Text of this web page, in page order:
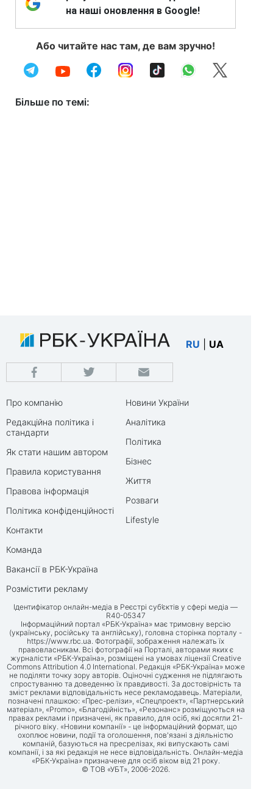
на наші оновлення в Google!
Або читайте нас там, де вам зручно!
Більше по темі:
RU UA
Про компанію
Редакційна політика і
стандарти
Як стати нашим автором
Правила користування
Правова інформація
Політика конфіденційності
Контакти
Команда
Вакансії в РБК-Україна
Розмістити рекламу
Новини України
Аналітика
Політика
Бізнес
Життя
Розваги
Lifestyle
Ідентифікатор онлайн-медіа в Реєстрі суб’єктів у сфері медіа —
R40-05347
Інформаційний портал «РБК-Україна» має тримовну версію
(українську, російську та англійську), головна сторінка порталу -
https://www.rbc.ua. Фотографії, зображення належать їх
правовласникам. Всі фотографії на Порталі, авторами яких є
журналісти «РБК-Україна», розміщені на умовах ліцензії Creative
Commons Attribution 4.0 International. Редакція «РБК-Україна» може
не поділяти точку зору авторів. Оціночні судження не підлягають
спростуванню та доведенню їх правдивості. За достовірність та
зміст реклами відповідальність несе рекламодавець. Матеріали,
позначені плашкою: «Прес-релізи», «Спецпроект», «Партнерський
матеріал», «Promo», «Благодійність», «Резонанс» розміщуються на
правах реклами і призначені, як правило, для осіб, які досягли 21-
річного віку. «Новини компанії» - це інформаційний формат, що
охоплює новини, події та оголошення, пов'язані з діяльністю
компаній, базуються на пресрелізах, які випускають самі
компанії, і за які редакція не несе відповідальність. Онлайн-медіа
«РБК-Україна» призначене для осіб віком від 21 року.
© ТОВ «УБТ», 2006-2026.